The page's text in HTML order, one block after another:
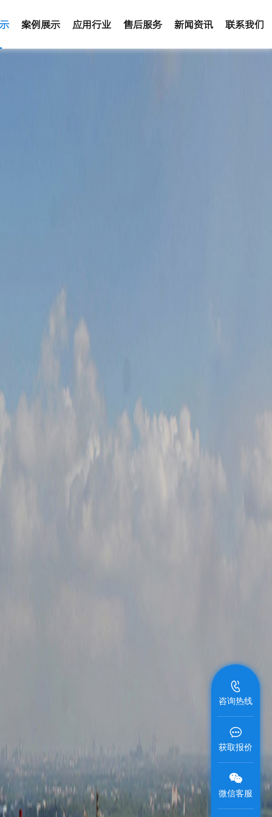
案例展示 应用行业 售后服务 新闻资讯 联系我们
咨询热线
获取报价
微信客服